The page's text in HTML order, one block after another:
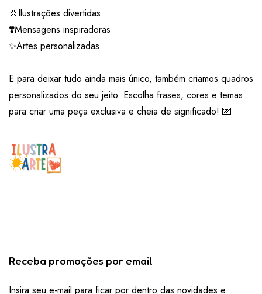
🐰Ilustrações divertidas
❣️Mensagens inspiradoras
✨Artes personalizadas
E para deixar tudo ainda mais único, também criamos quadros
personalizados do seu jeito. Escolha frases, cores e temas
para criar uma peça exclusiva e cheia de significado! 💌
Receba promoções por email
Insira seu e-mail para ficar por dentro das novidades e